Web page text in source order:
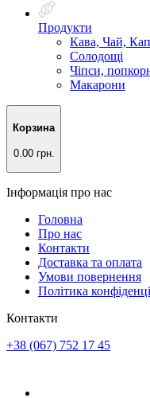
Продукти
Кава, Чай,
Солодощі
Чіпси,
Макарони
Корзина
0.00 грн.
Інформація про нас
Головна
Про нас
Контакти
Доставка та оплата
Умови повернення
Політика
Контакти
+38 (067) 752 17 45